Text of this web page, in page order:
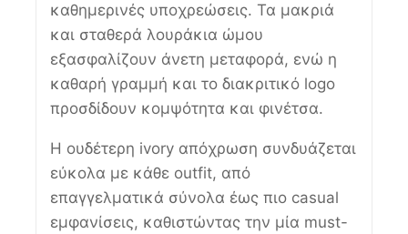
καθημερινές υποχρεώσεις. Τα μακριά
και σταθερά λουράκια ώμου
εξασφαλίζουν άνετη μεταφορά, ενώ η
καθαρή γραμμή και το διακριτικό logo
προσδίδουν κομψότητα και φινέτσα.
Η ουδέτερη ivory απόχρωση συνδυάζεται
εύκολα με κάθε outfit, από
επαγγελματικά σύνολα έως πιο casual
εμφανίσεις, καθιστώντας την μία must-